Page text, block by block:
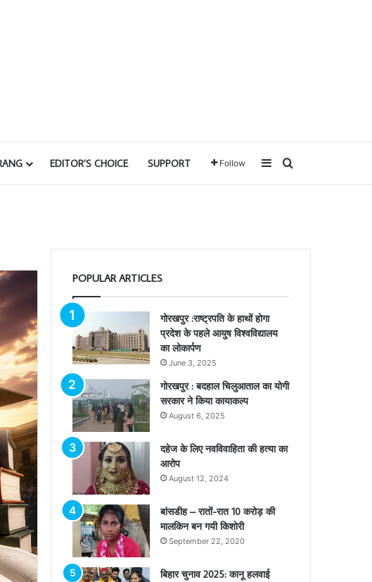
EDITOR’S CHOICE SUPPORT Follow SidebarSearch for
POPULAR ARTICLES
गोरखपुर :राष्ट्रपति के हाथों होगा
प्रदेश के पहले आयुष विश्वविद्यालय
का लोकार्पण
June 3, 2025
गोरखपुर : बदहाल चिलुआताल का योगी
सरकार ने किया कायाकल्प
August 6, 2025
दहेज के लिए नवविवाहिता की हत्या का
आरोप
August 12, 2024
बांसडीह – रातों-रात 10 करोड़ की
मालकिन बन गयी किशोरी
September 22, 2020
बिहार चुनाव 2025: कानू हलवाई